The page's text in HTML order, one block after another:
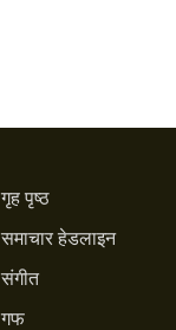
गृह पृष्ठ
समाचार हेडलाइन
संगीत
गफ